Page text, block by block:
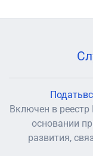
Включен в
основании
развития,